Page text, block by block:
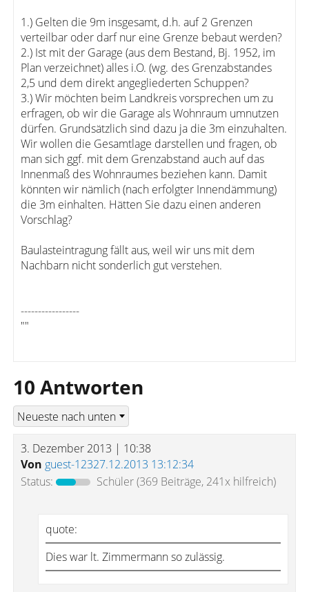
1.) Gelten die 9m insgesamt, d.h. auf 2 Grenzen
verteilbar oder darf nur eine Grenze bebaut werden?
2.) Ist mit der Garage (aus dem Bestand, Bj. 1952, im
Plan verzeichnet) alles i.O. (wg. des Grenzabstandes
2,5 und dem direkt angegliederten Schuppen?
3.) Wir möchten beim Landkreis vorsprechen um zu
erfragen, ob wir die Garage als Wohnraum umnutzen
dürfen. Grundsätzlich sind dazu ja die 3m einzuhalten.
Wir wollen die Gesamtlage darstellen und fragen, ob
man sich ggf. mit dem Grenzabstand auch auf das
Innenmaß des Wohnraumes beziehen kann. Damit
könnten wir nämlich (nach erfolgter Innendämmung)
die 3m einhalten. Hätten Sie dazu einen anderen
Vorschlag?
Baulasteintragung fällt aus, weil wir uns mit dem
Nachbarn nicht sonderlich gut verstehen.
-----------------
""
10 Antworten
3. Dezember 2013 | 10:38
Von guest-12327.12.2013 13:12:34
Status:
Schüler(369 Beiträge, 241x hilfreich)
quote:
Dies war lt. Zimmermann so zulässig.